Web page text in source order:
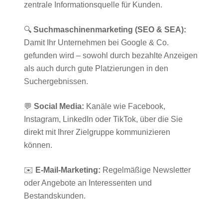
zentrale Informationsquelle für Kunden.
🔍 Suchmaschinenmarketing (SEO & SEA):
Damit Ihr Unternehmen bei Google & Co.
gefunden wird – sowohl durch bezahlte Anzeigen
als auch durch gute Platzierungen in den
Suchergebnissen.
💬 Social Media: Kanäle wie Facebook,
Instagram, LinkedIn oder TikTok, über die Sie
direkt mit Ihrer Zielgruppe kommunizieren
können.
✉️ E-Mail-Marketing: Regelmäßige Newsletter
oder Angebote an Interessenten und
Bestandskunden.